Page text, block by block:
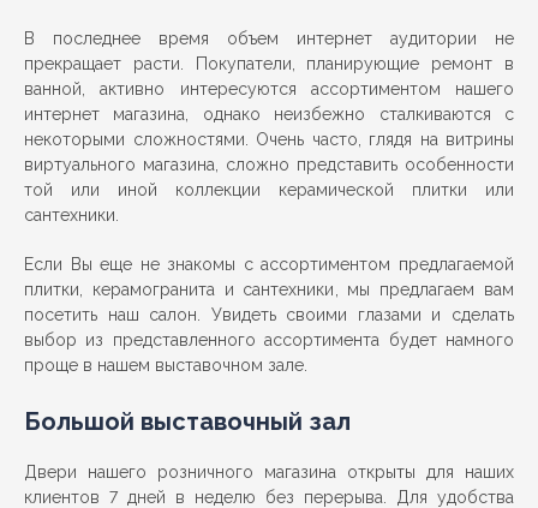
В последнее время объем интернет аудитории не
прекращает расти. Покупатели, планирующие ремонт в
ванной, активно интересуются ассортиментом нашего
интернет магазина, однако неизбежно сталкиваются с
некоторыми сложностями. Очень часто, глядя на витрины
виртуального магазина, сложно представить особенности
той или иной коллекции керамической плитки или
сантехники.
Если Вы еще не знакомы с ассортиментом предлагаемой
плитки, керамогранита и сантехники, мы предлагаем вам
посетить наш салон. Увидеть своими глазами и сделать
выбор из представленного ассортимента будет намного
проще в нашем выставочном зале.
Большой выставочный зал
Двери нашего розничного магазина открыты для наших
клиентов 7 дней в неделю без перерыва. Для удобства